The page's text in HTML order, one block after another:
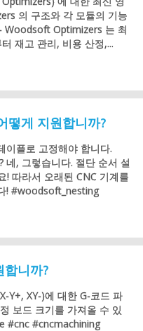
의 구조와 각 모듈의 기능
Woodsoft Optimizers 는 최
재고 관리, 비용 산정,...
떻게 지원합니까?
이플로 고정해야 합니다.
, 그렇습니다. 절단 순서 설
! 따라서 오래된 CNC 기계를
! #woodsoft_nesting
니까?
Y+, XY-)에 대한 G-코드 파
보드 크기를 가져올 수 있
#cnc #cncmachining